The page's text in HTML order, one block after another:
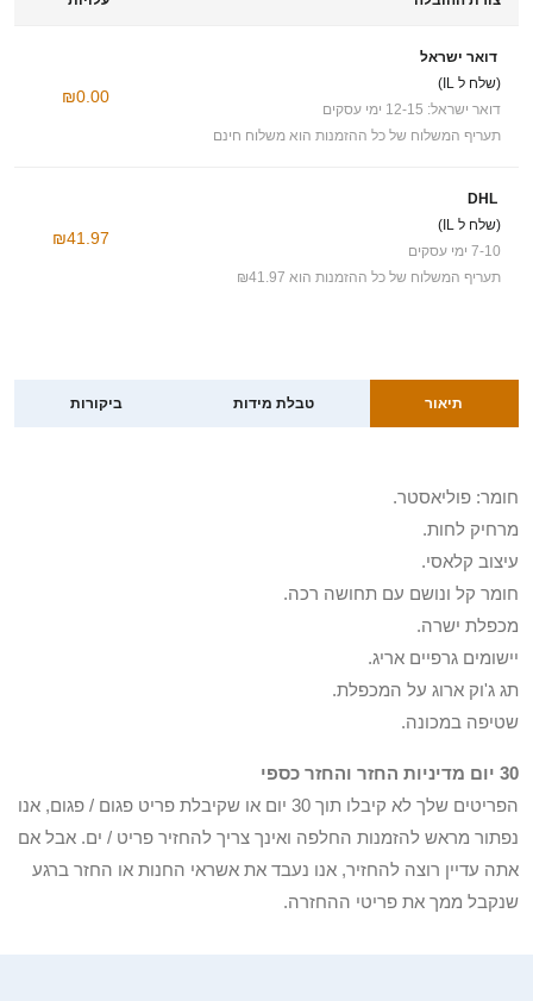
דואר ישראל
(שלח ל IL)
דואר ישראל: 12-15 ימי עסקים
תעריף המשלוח של כל ההזמנות הוא משלוח חינם
₪0.00
DHL
(שלח ל IL)
7-10 ימי עסקים
תעריף המשלוח של כל ההזמנות הוא ₪41.97
₪41.97
תיאור טבלת מידות ביקורות
חומר: פוליאסטר.
מרחיק לחות.
עיצוב קלאסי.
חומר קל ונושם עם תחושה רכה.
מכפלת ישרה.
יישומים גרפיים אריג.
תג ג'וק ארוג על המכפלת.
שטיפה במכונה.
30 יום מדיניות החזר והחזר כספי
הפריטים שלך לא קיבלו תוך 30 יום או שקיבלת פריט פגום / פגום, אנו
נפתור מראש להזמנות החלפה ואינך צריך להחזיר פריט / ים. אבל אם
אתה עדיין רוצה להחזיר, אנו נעבד את אשראי החנות או החזר ברגע
שנקבל ממך את פריטי ההחזרה.